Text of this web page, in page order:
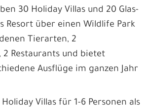
30 Holiday Villas und 20 Glas-
Resort über einen Wildlife Park
Tierarten, 2
2 Restaurants und bietet
Ausflüge im ganzen Jahr
Villas für 1-6 Personen als